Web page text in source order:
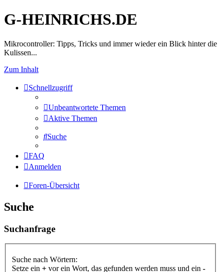
G-HEINRICHS.DE
Mikrocontroller: Tipps, Tricks und immer wieder ein Blick hinter die
Kulissen...
Zum Inhalt
Schnellzugriff
Unbeantwortete Themen
Aktive Themen
Suche
FAQ
Anmelden
Foren-Übersicht
Suche
Suchanfrage
Suche nach Wörtern:
Setze ein + vor ein Wort, das gefunden werden muss und ein -